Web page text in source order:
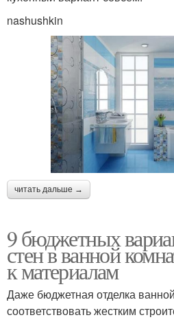
nashushkin
читать дальше →
9 бюджетных
стен в ванной
к материалам
Даже бюджетная отделка
соответствовать жестким